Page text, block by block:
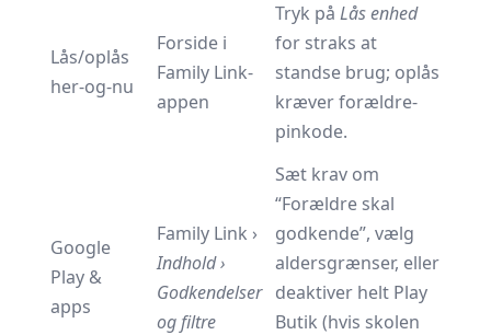
Lås/oplås
her-og-nu
Forside i
Family Link-
appen
Tryk på Lås enhed
for straks at
standse brug; oplås
kræver forældre-
pinkode.
Google
Play &
apps
Family Link ›
Indhold ›
Godkendelser
og filtre
Sæt krav om
“Forældre skal
godkende”, vælg
aldersgrænser, eller
deaktiver helt Play
Butik (hvis skolen